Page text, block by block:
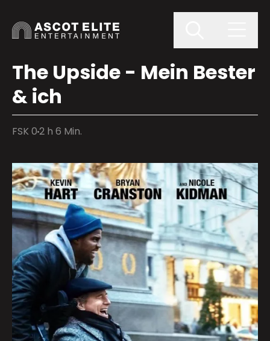
The Upside - Mein Bester
& ich
FSK 02 h 6 Min.